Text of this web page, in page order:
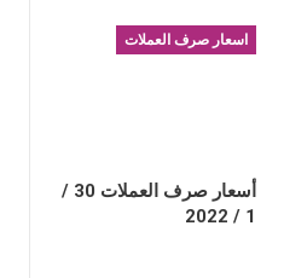
اسعار صرف العملات
أسعار صرف العملات 30 /
1 / 2022